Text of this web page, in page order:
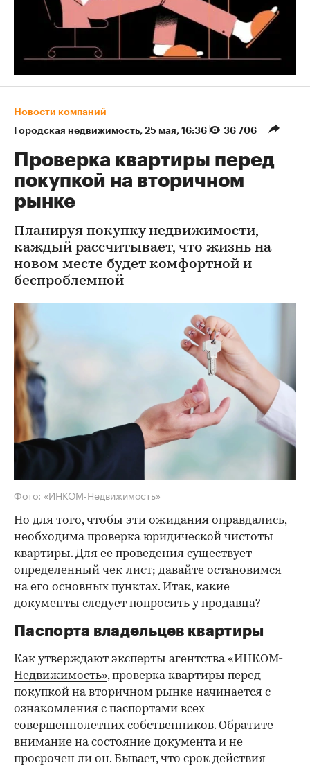
Новости компаний
Городская недвижимость⁠, 25 мая, 16:36 36 706
Проверка квартиры перед
покупкой на вторичном
рынке
Планируя покупку недвижимости,
каждый рассчитывает, что жизнь на
новом месте будет комфортной и
беспроблемной
Фото: «ИНКОМ-Недвижимость»
Но для того, чтобы эти ожидания оправдались,
необходима проверка юридической чистоты
квартиры. Для ее проведения существует
определенный чек-лист; давайте остановимся
на его основных пунктах. Итак, какие
документы следует попросить у продавца?
Паспорта владельцев квартиры
Как утверждают эксперты агентства«ИНКОМ-
Недвижимость», проверка квартиры перед
покупкой на вторичном рынке начинается с
ознакомления с паспортами всех
совершеннолетних собственников. Обратите
внимание на состояние документа и не
просрочен ли он. Бывает, что срок действия